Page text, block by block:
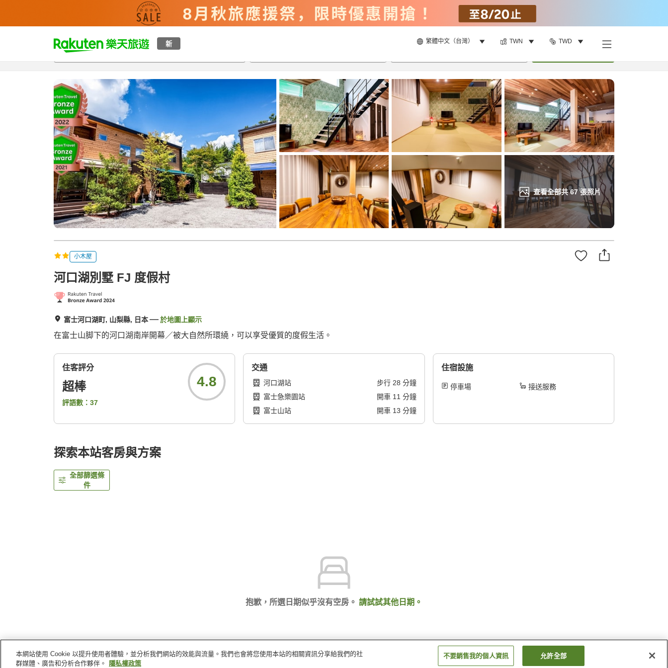
新 繁體中文（台灣） TWN TWD
t
p
g
e
_
s
e
a
r
c
h
查看全部共67張照片
總覽客房與方案評語設施
小木屋
河口湖別墅 FJ 度假村
富士河口湖町, 山梨縣, 日本 於地圖上顯示
在富士山脚下的河口湖南岸開幕／被大自然所環繞，可以享受優質的度假生活。
住客評分
超棒
評語數： 37
4.8
交通
河口湖站 步行 28 分鐘
富士急樂園站
開車 11 分鐘
富士山站
開車 13 分鐘
住宿設施
停車場 接送服務
探索本站客房與方案
全部篩選條
件
抱歉，所選日期似乎沒有空房。 請試試其他日期。
首頁 日本 山梨縣 富士河口湖町
本網站使用 Cookie 以提升使用者體驗，並分析我們網站的效能與流量。我們也會將您使用本站的相關資訊分享給我們的社
群媒體、廣告和分析合作夥伴。
隱私權政策
不要銷售我的個人資訊 允許全部